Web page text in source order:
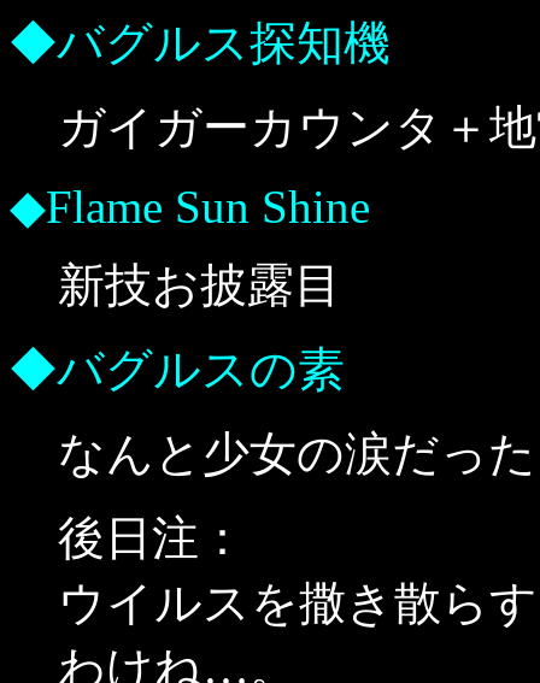
◆バグルス探知機
ガイガーカウンタ＋
◆Flame Sun Shine
新技お披露目
◆バグルスの素
なんと少女の涙だっ
後日注：
ウイルスを撒き散ら
わけね…。